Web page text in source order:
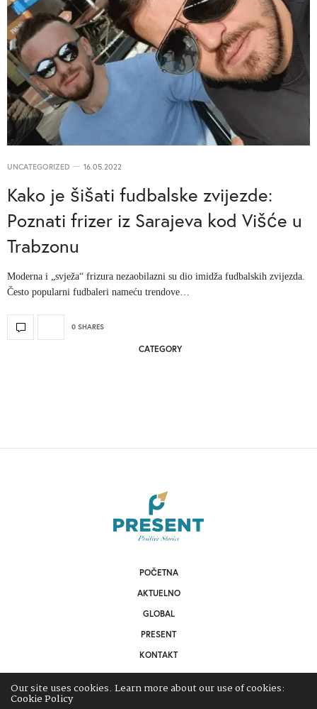
UNCATEGORIZED 16.05.2022
Kako je šišati fudbalske zvijezde:
Poznati frizer iz Sarajeva kod Višće u
Trabzonu
Moderna i „svježa“ frizura nezaobilazni su dio imidža fudbalskih zvijezda.
Često popularni fudbaleri nameću trendove…
0 SHARES
CATEGORY
POČETNA
AKTUELNO
GLOBAL
PRESENT
KONTAKT
Our site uses cookies. Learn more about our use of cookies:
Cookie Policy